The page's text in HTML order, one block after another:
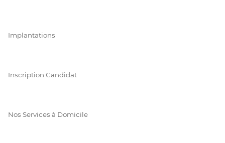
Implantations
Inscription Candidat
Nos Services à Domicile